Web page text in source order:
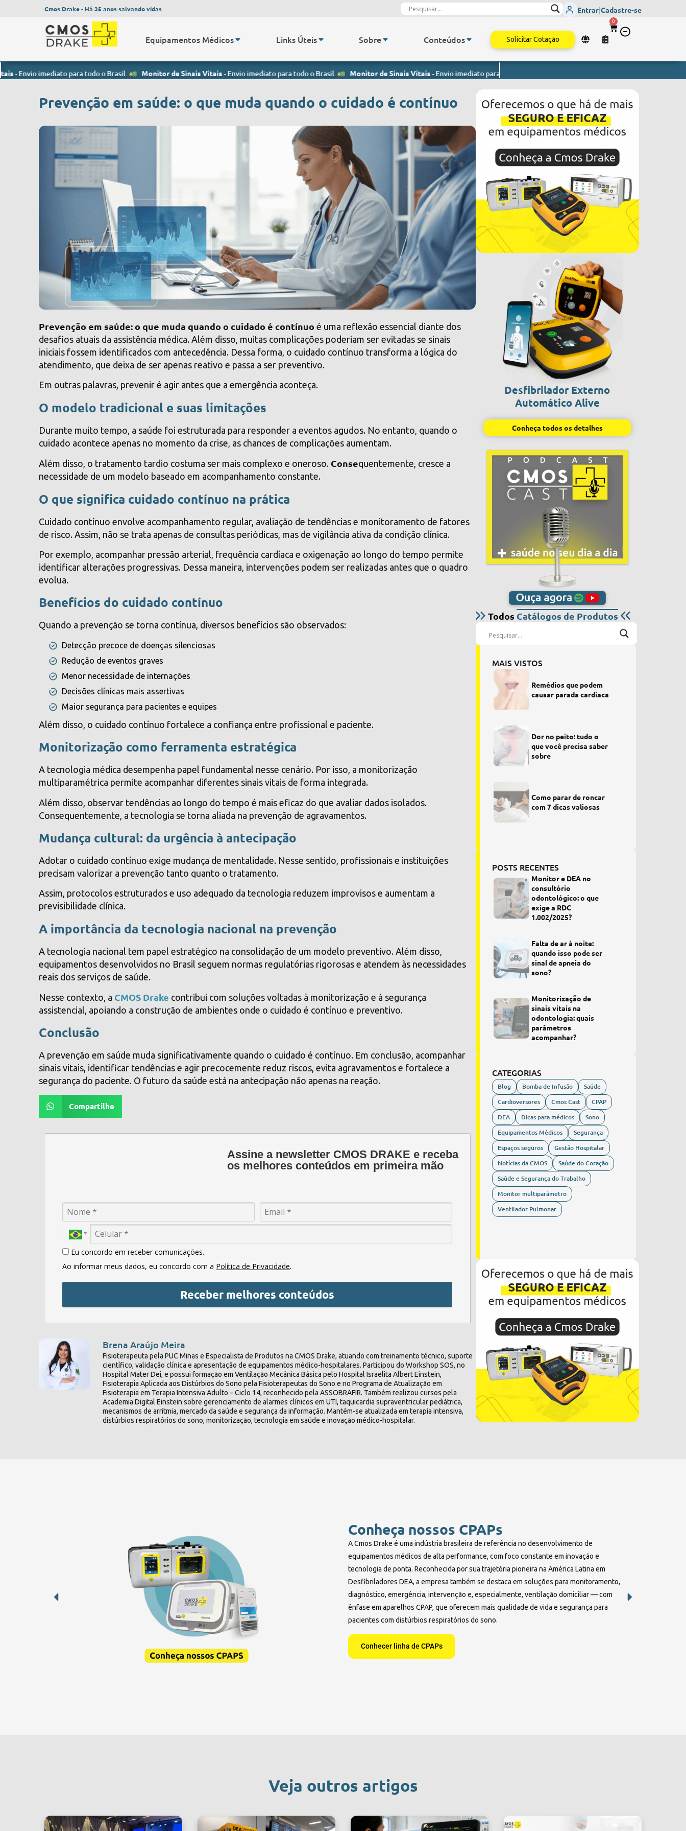
Cmos Drake - Há 35 anos salvando vidas Entrar|Cadastre-se
Equipamentos Médicos Links Úteis Sobre Conteúdos Solicitar Cotação
0
para todo o Brasil. Monitor de Sinais Vitais- Envio imediato para todo o Brasil. Monitor de Sinais Vitais- Envio imediato para todo o Brasil.
Prevenção em saúde: o que muda quando o cuidado é contínuo
Prevenção em saúde: o que muda quando o cuidado é contínuo é uma reflexão essencial diante dos
desafios atuais da assistência médica. Além disso, muitas complicações poderiam ser evitadas se sinais
iniciais fossem identificados com antecedência. Dessa forma, o cuidado contínuo transforma a lógica do
atendimento, que deixa de ser apenas reativo e passa a ser preventivo.
Em outras palavras, prevenir é agir antes que a emergência aconteça.
O modelo tradicional e suas limitações
Durante muito tempo, a saúde foi estruturada para responder a eventos agudos. No entanto, quando o
cuidado acontece apenas no momento da crise, as chances de complicações aumentam.
Além disso, o tratamento tardio costuma ser mais complexo e oneroso. Consequentemente, cresce a
necessidade de um modelo baseado em acompanhamento constante.
O que significa cuidado contínuo na prática
Cuidado contínuo envolve acompanhamento regular, avaliação de tendências e monitoramento de fatores
de risco. Assim, não se trata apenas de consultas periódicas, mas de vigilância ativa da condição clínica.
Por exemplo, acompanhar pressão arterial, frequência cardíaca e oxigenação ao longo do tempo permite
identificar alterações progressivas. Dessa maneira, intervenções podem ser realizadas antes que o quadro
evolua.
Benefícios do cuidado contínuo
Quando a prevenção se torna contínua, diversos benefícios são observados:
Detecção precoce de doenças silenciosas
Redução de eventos graves
Menor necessidade de internações
Decisões clínicas mais assertivas
Maior segurança para pacientes e equipes
Além disso, o cuidado contínuo fortalece a confiança entre profissional e paciente.
Monitorização como ferramenta estratégica
A tecnologia médica desempenha papel fundamental nesse cenário. Por isso, a monitorização
multiparamétrica permite acompanhar diferentes sinais vitais de forma integrada.
Além disso, observar tendências ao longo do tempo é mais eficaz do que avaliar dados isolados.
Consequentemente, a tecnologia se torna aliada na prevenção de agravamentos.
Mudança cultural: da urgência à antecipação
Adotar o cuidado contínuo exige mudança de mentalidade. Nesse sentido, profissionais e instituições
precisam valorizar a prevenção tanto quanto o tratamento.
Assim, protocolos estruturados e uso adequado da tecnologia reduzem improvisos e aumentam a
previsibilidade clínica.
A importância da tecnologia nacional na prevenção
A tecnologia nacional tem papel estratégico na consolidação de um modelo preventivo. Além disso,
equipamentos desenvolvidos no Brasil seguem normas regulatórias rigorosas e atendem às necessidades
reais dos serviços de saúde.
Nesse contexto, a CMOS Drake contribui com soluções voltadas à monitorização e à segurança
assistencial, apoiando a construção de ambientes onde o cuidado é contínuo e preventivo.
Conclusão
A prevenção em saúde muda significativamente quando o cuidado é contínuo. Em conclusão, acompanhar
sinais vitais, identificar tendências e agir precocemente reduz riscos, evita agravamentos e fortalece a
segurança do paciente. O futuro da saúde está na antecipação não apenas na reação.
Compartilhe
Assine a newsletter CMOS DRAKE e receba
os melhores conteúdos em primeira mão
Eu concordo em receber comunicações.
Ao informar meus dados, eu concordo com a Política de Privacidade.
Receber melhores conteúdos
Brena Araújo Meira
Fisioterapeuta pela PUC Minas e Especialista de Produtos na CMOS Drake, atuando com treinamento técnico, suporte
científico, validação clínica e apresentação de equipamentos médico-hospitalares. Participou do Workshop SOS, no
Hospital Mater Dei, e possui formação em Ventilação Mecânica Básica pelo Hospital Israelita Albert Einstein,
Fisioterapia Aplicada aos Distúrbios do Sono pela Fisioterapeutas do Sono e no Programa de Atualização em
Fisioterapia em Terapia Intensiva Adulto – Ciclo 14, reconhecido pela ASSOBRAFIR. Também realizou cursos pela
Academia Digital Einstein sobre gerenciamento de alarmes clínicos em UTI, taquicardia supraventricular pediátrica,
mecanismos de arritmia, mercado da saúde e segurança da informação. Mantém-se atualizada em terapia intensiva,
distúrbios respiratórios do sono, monitorização, tecnologia em saúde e inovação médico-hospitalar.
Desfibrilador Externo
Automático Alive
Conheça todos os detalhes
Todos Catálogos de Produtos
MAIS VISTOS
Remédios que podem
causar parada cardíaca
Dor no peito: tudo o
que você precisa saber
sobre
Como parar de roncar
com 7 dicas valiosas
POSTS RECENTES
Monitor e DEA no
consultório
odontológico: o que
exige a RDC
1.002/2025?
Falta de ar à noite:
quando isso pode ser
sinal de apneia do
sono?
Monitorização de
sinais vitais na
odontologia: quais
parâmetros
acompanhar?
CATEGORIAS
Blog Bomba de Infusão
Saúde
Cardioversores
Cmos Cast
CPAP
DEA
Dicas para médicos
Sono
Equipamentos Médicos
Segurança
Espaços seguros
Gestão Hospitalar
Notícias da CMOS
Saúde do Coração
Saúde e Segurança do Trabalho
Monitor multiparâmetro
Ventilador Pulmonar
Conheça nossos CPAPs
A Cmos Drake é uma indústria brasileira de referência no desenvolvimento de
equipamentos médicos de alta performance, com foco constante em inovação e
tecnologia de ponta. Reconhecida por sua trajetória pioneira na América Latina em
Desfibriladores DEA, a empresa também se destaca em soluções para monitoramento,
diagnóstico, emergência, intervenção e, especialmente, ventilação domiciliar — com
ênfase em aparelhos CPAP, que oferecem mais qualidade de vida e segurança para
pacientes com distúrbios respiratórios do sono.
Conhecer linha de CPAPs
Veja outros artigos